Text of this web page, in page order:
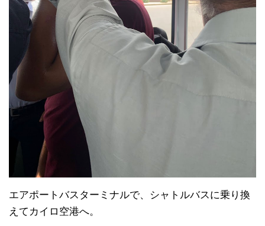
エアポートバスターミナルで、シャトルバスに乗り換
えてカイロ空港へ。